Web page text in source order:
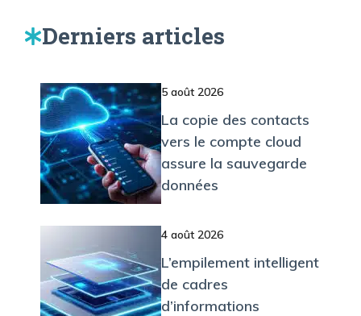
Derniers articles
5 août 2026
La copie des contacts
vers le compte cloud
assure la sauvegarde
données
4 août 2026
L’empilement intelligent
de cadres
d’informations